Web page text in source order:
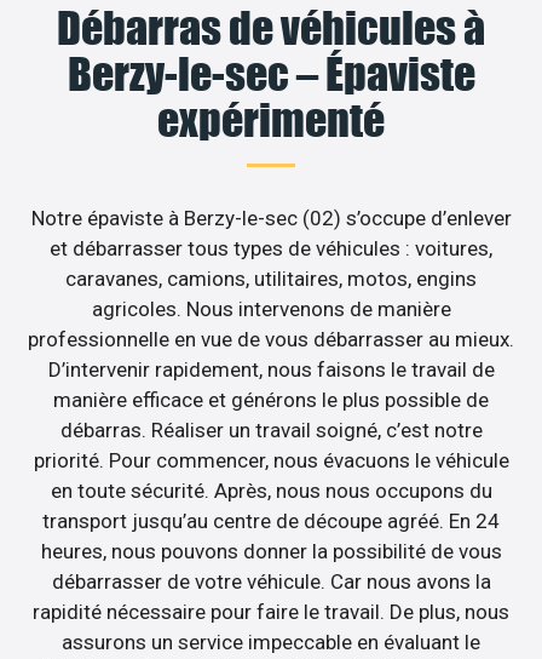
Débarras de véhicules à
Berzy-le-sec – Épaviste
expérimenté
Notre épaviste à Berzy-le-sec (02) s’occupe d’enlever
et débarrasser tous types de véhicules : voitures,
caravanes, camions, utilitaires, motos, engins
agricoles. Nous intervenons de manière
professionnelle en vue de vous débarrasser au mieux.
D’intervenir rapidement, nous faisons le travail de
manière efficace et générons le plus possible de
débarras. Réaliser un travail soigné, c’est notre
priorité. Pour commencer, nous évacuons le véhicule
en toute sécurité. Après, nous nous occupons du
transport jusqu’au centre de découpe agréé. En 24
heures, nous pouvons donner la possibilité de vous
débarrasser de votre véhicule. Car nous avons la
rapidité nécessaire pour faire le travail. De plus, nous
assurons un service impeccable en évaluant le